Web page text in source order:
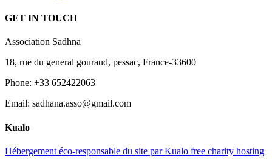
GET IN TOUCH
Association Sadhna
18, rue du general gouraud, pessac, France-33600
Phone: +33 652422063
Email: sadhana.asso@gmail.com
Kualo
Hébergement éco-responsable du site par Kualo free charity hosting